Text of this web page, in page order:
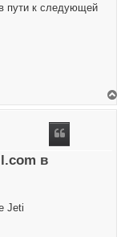
пути к следующей
в
Jeti